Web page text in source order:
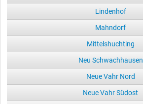
Lindenhof
Mahndorf
Mittelshuchting
Neu Schwachhausen
Neue Vahr Nord
Neue Vahr Südost